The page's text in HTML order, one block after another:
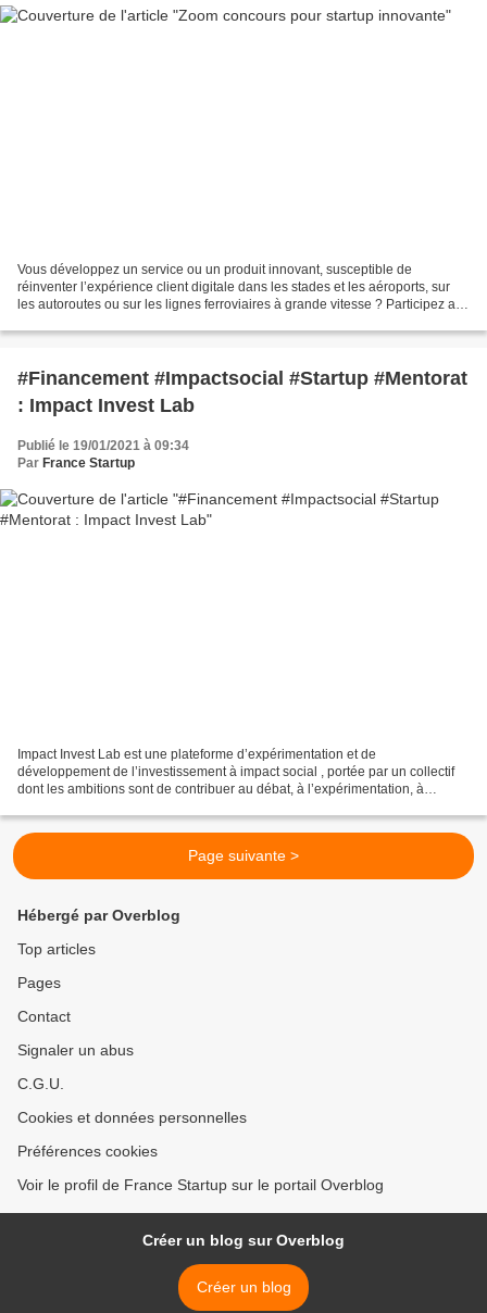
Vous développez un service ou un produit innovant, susceptible de
réinventer l’expérience client digitale dans les stades et les aéroports, sur
les autoroutes ou sur les lignes ferroviaires à grande vitesse ? Participez au
#Financement #Impactsocial #Startup #Mentorat
: Impact Invest Lab
Publié le 19/01/2021 à 09:34
Par France Startup
Impact Invest Lab est une plateforme d’expérimentation et de
développement de l’investissement à impact social , portée par un collectif
dont les ambitions sont de contribuer au débat, à l’expérimentation, à
Page suivante >
Hébergé par Overblog
Top articles
Pages
Contact
Signaler un abus
C.G.U.
Cookies et données personnelles
Préférences cookies
Voir le profil de France Startup sur le portail Overblog
Créer un blog sur Overblog
Créer un blog